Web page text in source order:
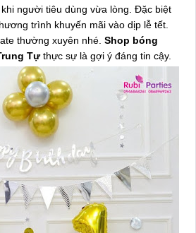
người tiêu dùng vừa lòng. Đặc biệt
trình khuyến mãi vào dịp lễ tết.
thường xuyên nhé. Shop bóng
Tựthực sự là gợi ý đáng tin cậy.